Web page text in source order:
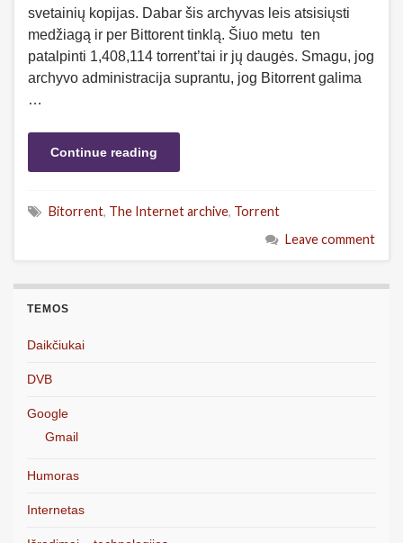
svetainių kopijas. Dabar šis archyvas leis atsisiųsti
medžiagą ir per Bittorent tinklą. Šiuo metu ten
patalpinti 1,408,114 torrent’tai ir jų daugės. Smagu, jog
archyvo administracija suprantu, jog Bitorrent galima
…
Continue reading
Bitorrent, The Internet archive, Torrent
Leave comment
TEMOS
Daikčiukai
DVB
Google
Gmail
Humoras
Internetas